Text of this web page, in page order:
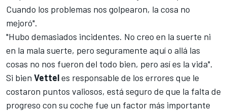
Cuando los problemas nos golpearon, la cosa no
mejoró".
"Hubo demasiados incidentes. No creo en la suerte ni
en la mala suerte, pero seguramente aquí o allá las
cosas no nos fueron del todo bien, pero así es la vida".
Si bien Vetteles responsable de los errores que le
costaron puntos valiosos, está seguro de que la falta de
progreso con su coche fue un factor más importante